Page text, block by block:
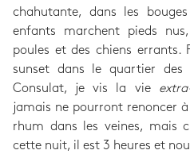
chahutante, dans les
enfants marchent pieds
poules et des chiens errants.
sunset dans le quartier des
Consulat, je vis la vie
jamais ne pourront renoncer
rhum dans les veines, mais
cette nuit, il est 3 heures et